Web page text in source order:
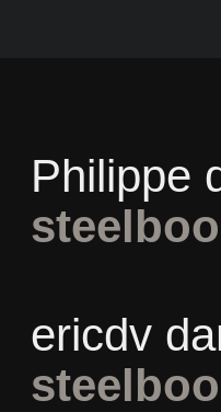
Philippe
ericdv